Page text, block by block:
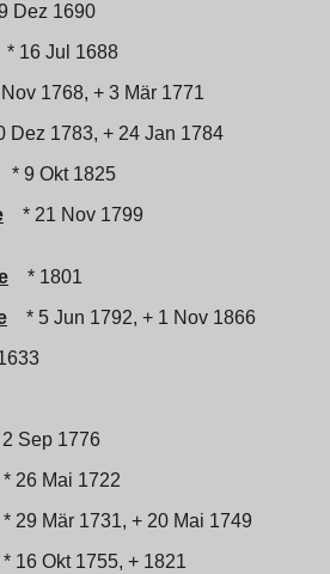
Dez 1690
* 16 Jul 1688
1768, + 3 Mär 1771
Dez 1783, + 24 Jan 1784
* 9 Okt 1825
* 21 Nov 1799
* 1801
* 5 Jun 1792, + 1 Nov 1866
Sep 1776
* 26 Mai 1722
* 29 Mär 1731, + 20 Mai 1749
* 16 Okt 1755, + 1821